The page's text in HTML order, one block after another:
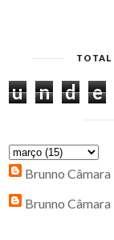
TOTAL
u n d e
Brunno Câmara
Brunno Câmara